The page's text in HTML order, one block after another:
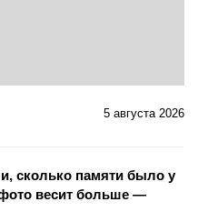
5 августа 2026
сколько памяти было у
весит больше —